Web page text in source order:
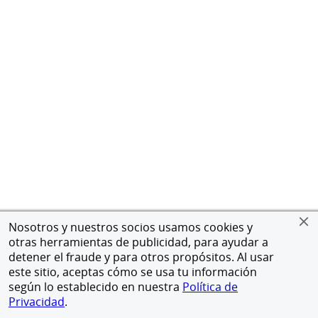
Nosotros y nuestros socios usamos cookies y
otras herramientas de publicidad, para ayudar a
detener el fraude y para otros propósitos. Al usar
este sitio, aceptas cómo se usa tu información
según lo establecido en nuestra Política de
Privacidad.